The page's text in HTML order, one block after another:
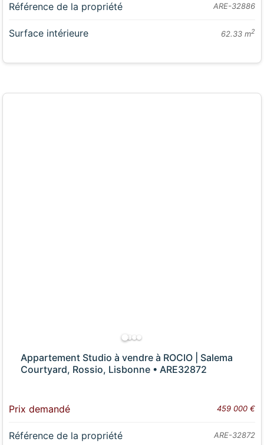
Référence de la propriété ARE-32886
Surface intérieure 62.33 m2
Appartement Studio à vendre à ROCIO | Salema
Courtyard, Rossio, Lisbonne • ARE32872
Prix demandé 459 000 €
Référence de la propriété ARE-32872